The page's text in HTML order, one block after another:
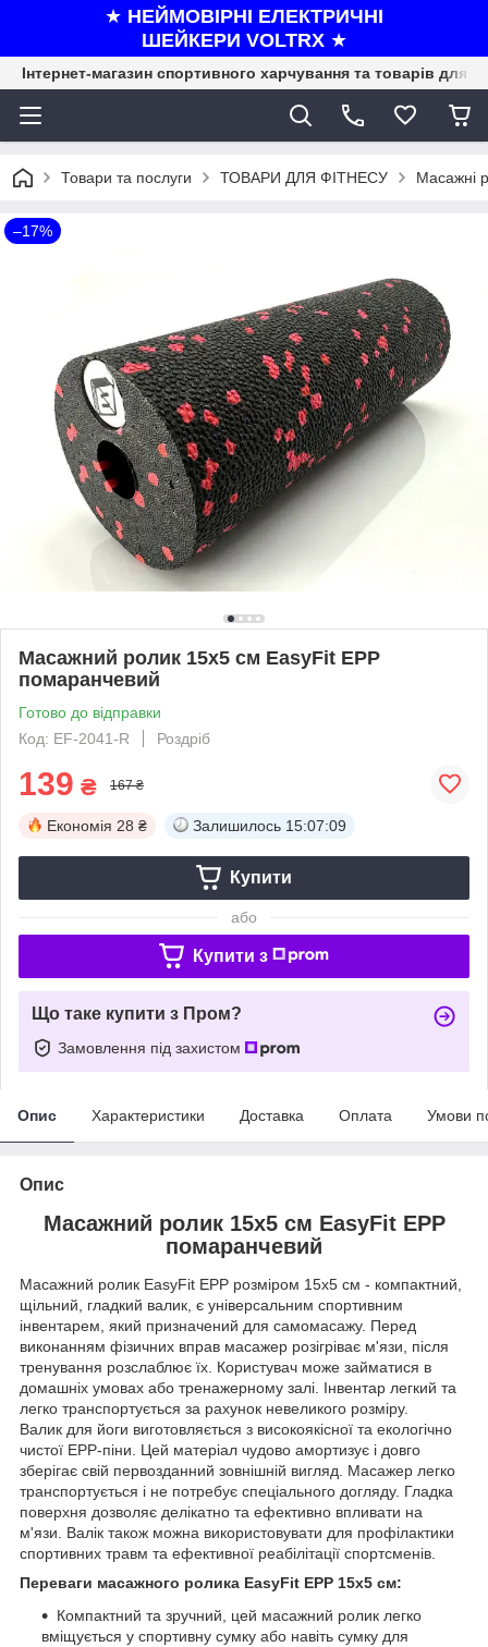
★ НЕЙМОВІРНІ ЕЛЕКТРИЧНІ
ШЕЙКЕРИ VOLTRX ★
Інтернет-магазин спортивного харчування та товарів для
Товари та послуги ТОВАРИ ДЛЯ ФІТНЕСУ Масажні
–17%
Масажний ролик 15х5 см EasyFit EPP
помаранчевий
Готово до відправки
Код: EF-2041-R
Роздріб
139 ₴ 167 ₴
Економія 28 ₴ Залишилось 15:07:08
Купити
або
Купити з
Що таке купити з Пром?
Замовлення під захистом
Опис Характеристики Доставка Оплата Умови
Опис
Масажний ролик 15х5 см EasyFit EPP
помаранчевий
Масажний ролик EasyFit EPP розміром 15х5 см - компактний,
щільний, гладкий валик, є універсальним спортивним
інвентарем, який призначений для самомасажу. Перед
виконанням фізичних вправ масажер розігріває м'язи, після
тренування розслаблює їх. Користувач може займатися в
домашніх умовах або тренажерному залі. Інвентар легкий та
легко транспортується за рахунок невеликого розміру.
Валик для йоги виготовляється з високоякісної та екологічно
чистої EPP-піни. Цей матеріал чудово амортизує і довго
зберігає свій первозданний зовнішній вигляд. Масажер легко
транспортується і не потребує спеціального догляду. Гладка
поверхня дозволяє делікатно та ефективно впливати на
м'язи. Валік також можна використовувати для профілактики
спортивних травм та ефективної реабілітації спортсменів.
Переваги масажного ролика EasyFit EPP 15х5 см:
Компактний та зручний, цей масажний ролик легко
вміщується у спортивну сумку або навіть сумку для